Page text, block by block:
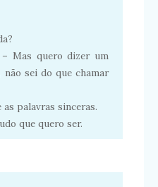
Mas quero dizer um
não sei do que chamar
palavras sinceras.
que quero ser.